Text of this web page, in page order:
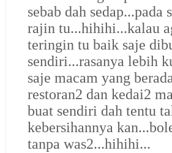
sebab dah sedap...pada
rajin tu...hihihi...kalau
teringin tu baik saje
sendiri...rasanya lebih
saje macam yang
restoran2 dan kedai2
buat sendiri dah tentu
kebersihannya
tanpa was2...hihihi...